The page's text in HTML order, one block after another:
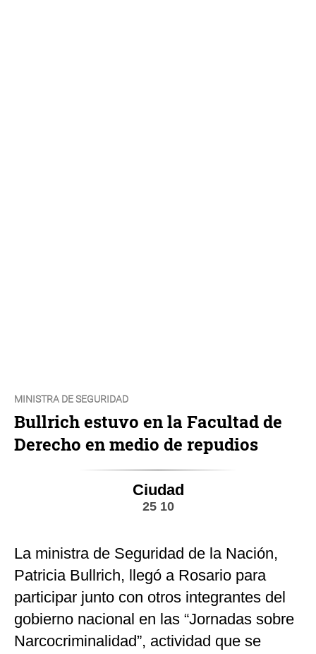
MINISTRA DE SEGURIDAD
Bullrich estuvo en la Facultad de
Derecho en medio de repudios
Ciudad
25 10
La ministra de Seguridad de la Nación,
Patricia Bullrich, llegó a Rosario para
participar junto con otros integrantes del
gobierno nacional en las “Jornadas sobre
Narcocriminalidad”, actividad que se